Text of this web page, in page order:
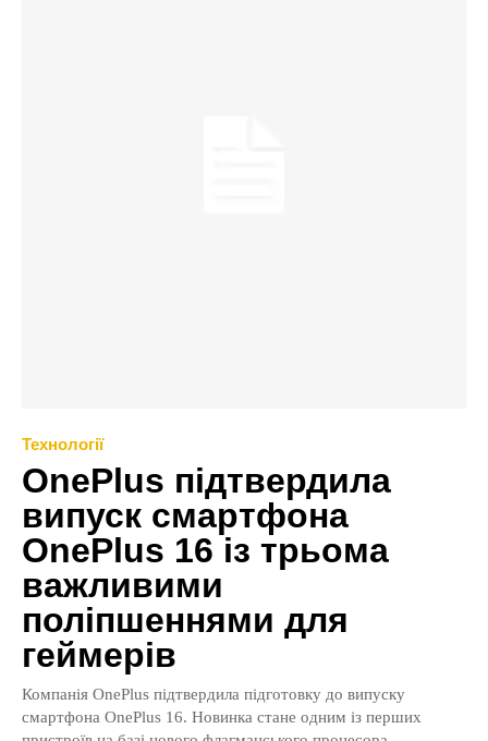
Технології
OnePlus підтвердила
випуск смартфона
OnePlus 16 із трьома
важливими
поліпшеннями для
геймерів
Компанія OnePlus підтвердила підготовку до випуску
смартфона OnePlus 16. Новинка стане одним із перших